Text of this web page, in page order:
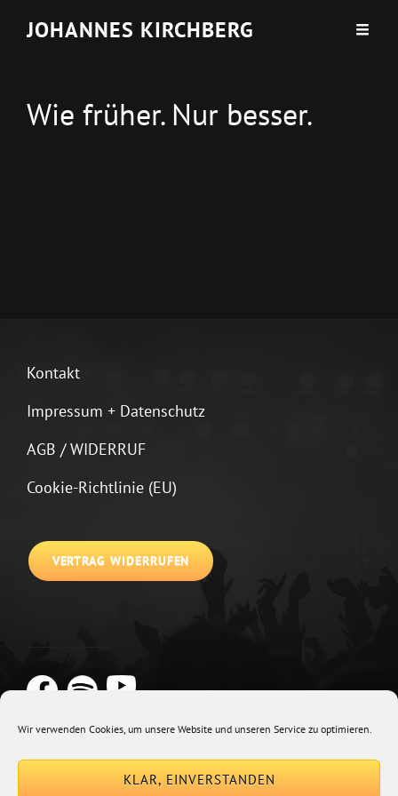
Wir verwenden Cookies, um unsere Website und unseren Service zu optimieren.
KLAR, EINVERSTANDEN
JOHANNES KIRCHBERG
Wie früher. Nur besser.
Kontakt
Impressum + Datenschutz
AGB / WIDERRUF
Cookie-Richtlinie (EU)
VERTRAG WIDERRUFEN
Euphony By Catch Themes